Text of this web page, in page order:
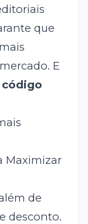
que
E
código
Maximizar
de
desconto.